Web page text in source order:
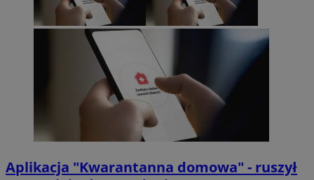
Aplikacja "Kwarantanna domowa" - ruszył